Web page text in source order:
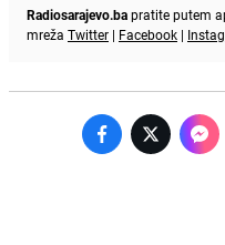
Radiosarajevo.bapratite putem
mreža Twitter | Facebook |